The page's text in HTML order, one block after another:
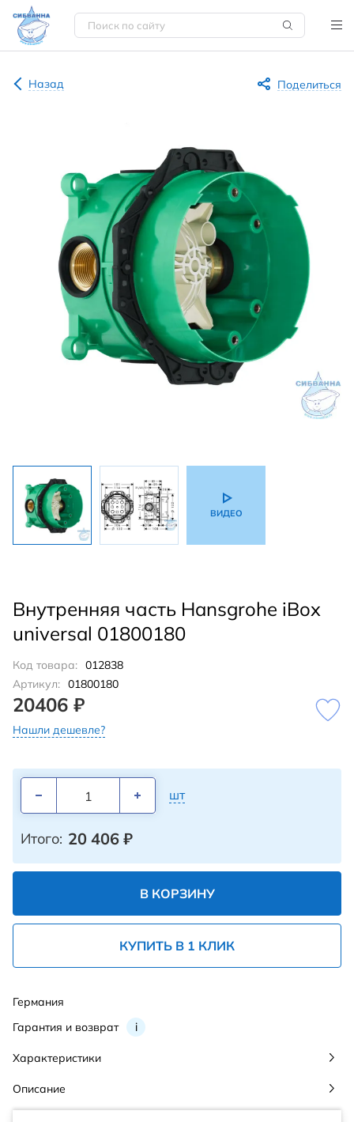
Назад Поделиться
ВИДЕО
Внутренняя часть Hansgrohe iBox
universal 01800180
Код товара: 012838
Артикул: 01800180
20406 ₽
Нашли дешевле?
шт
Итого: 20 406 ₽
В КОРЗИНУ
КУПИТЬ В 1 КЛИК
Гарантия и возврат i
Германия
Характеристики
Описание